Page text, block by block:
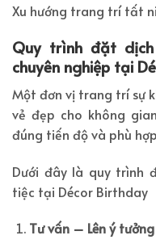
Xu hướng trang trí tất
Quy trình đặt
chuyên nghiệp tại
Một đơn vị trang trí sự
vẻ đẹp cho không
đúng tiến độ và phù
Dưới đây là quy trình
tiệc tại Décor Birthday
Tư vấn – Lên ý